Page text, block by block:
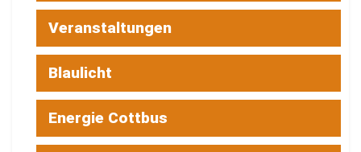
Veranstaltungen
Blaulicht
Energie Cottbus